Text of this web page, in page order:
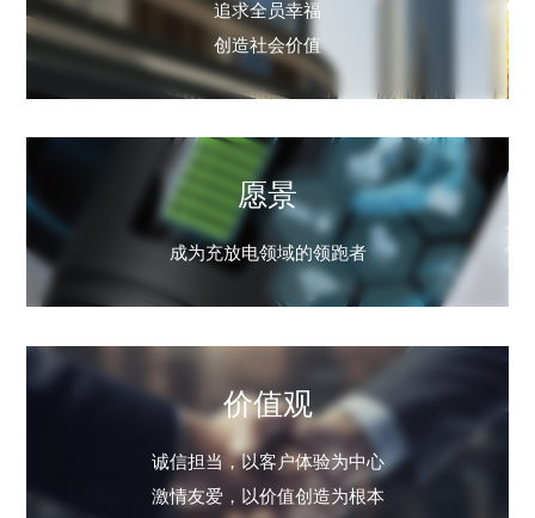
追求全员幸福
创造社会价值
愿景
成为充放电领域的领跑者
价值观
诚信担当，以客户体验为中心
激情友爱，以价值创造为根本